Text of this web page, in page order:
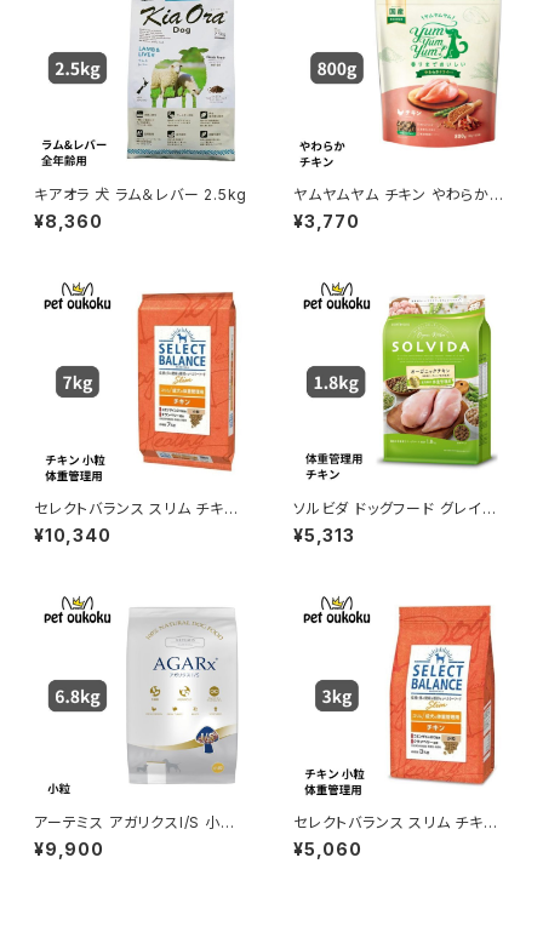
キアオラ 犬 ラム＆レバー 2.5kg
¥8,360
ヤムヤムヤム チキン やわらかド
ライタイプ 800g yum yum yu
m ! 4571245859341
¥3,770
セレクトバランス スリム チキン
小粒 成犬の体重管理用 7kg
¥10,340
ソルビダ ドッグフード グレイン
フリー チキン 室内飼育体重管
理用 1.8kg 4562312014589
¥5,313
アーテミス アガリクスI/S 小粒
6.8kg
¥9,900
セレクトバランス スリム チキン
小粒 成犬用の体重管理用 3kg
¥5,060